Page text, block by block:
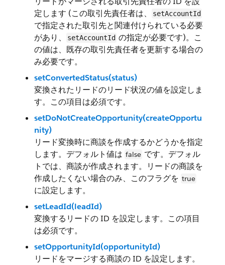
定します (この取引先責任者は、
setAccountId
で指定された取引先と関連付けられている必要
があり、
setAccountId の指定が必要です)。こ
の値は、既存の取引先責任者を更新する場合の
み必要です。
setConvertedStatus(status)
変換されたリードのリード状況の値を設定しま
す。この項目は必須です。
setDoNotCreateOpportunity(createOpportu
nity)
リード変換時に商談を作成するかどうかを指定
します。デフォルト値は false です。デフォル
トでは、商談が作成されます。リードの商談を
作成したくない場合のみ、このフラグを true
に設定します。
setLeadId(leadId)
変換するリードの ID を設定します。この項目
は必須です。
setOpportunityId(opportunityId)
リードをマージする商談の ID を設定します。